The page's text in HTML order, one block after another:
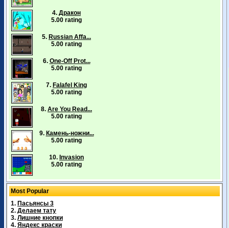
4. Дракон
5.00 rating
5. Russian Affa...
5.00 rating
6. One-Off Prot...
5.00 rating
7. Falafel King
5.00 rating
8. Are You Read...
5.00 rating
9. Камень-ножни...
5.00 rating
10. Invasion
5.00 rating
Most Popular
1. Пасьянсы 3
2. Делаем тату
3. Лишние кнопки
4. Яндекс краски